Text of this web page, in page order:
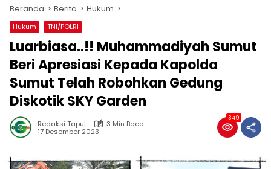
Beranda Berita Hukum
Hukum TNI/POLRI
Luarbiasa..!! Muhammadiyah Sumut
Beri Apresiasi Kepada Kapolda
Sumut Telah Robohkan Gedung
Diskotik SKY Garden
Redaksi Taput
3 Min Baca
17 Desember 2023
349